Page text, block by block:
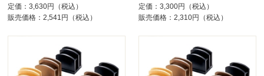
定価：3,630円（税込）
販売価格：2,541円（税込）
定価：3,300円（税込）
販売価格：2,310円（税込）